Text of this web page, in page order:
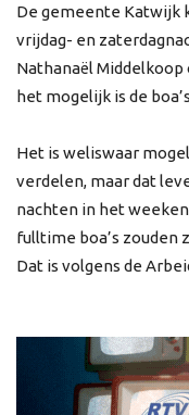
De gemeente Katwijk
vrijdag- en
Nathanaël
het mogelijk is de
Het is weliswaar
verdelen, maar dat
nachten in het
fulltime boa’s zouden
Dat is volgens de